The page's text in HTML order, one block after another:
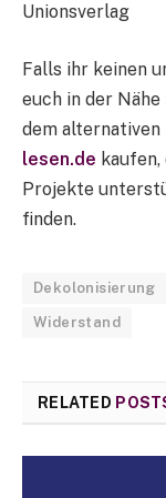
Unionsverlag
Falls ihr keinen
euch in der
dem
lesen.de
Projekte
finden.
Dekolonisierung
Widerstand
RELATED